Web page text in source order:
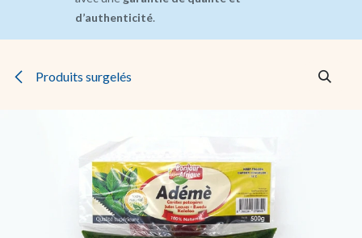
d’authenticité.
Produits surgelés